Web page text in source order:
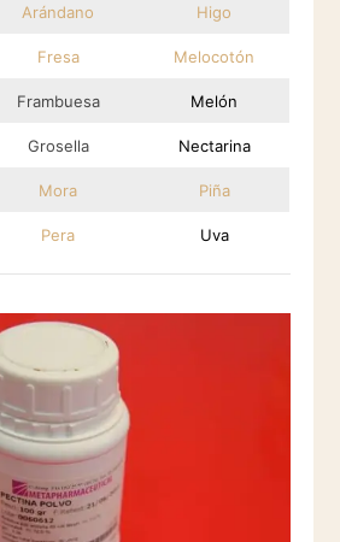
Arándano Higo
Fresa Melocotón
Frambuesa Melón
Grosella Nectarina
Mora Piña
Pera Uva